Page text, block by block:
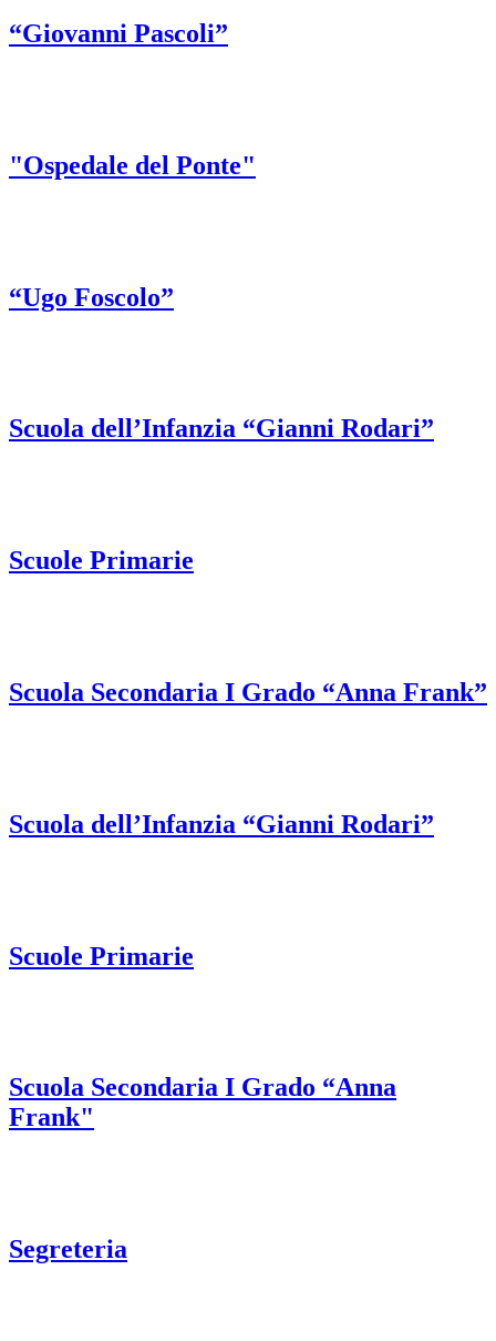
“Giovanni Pascoli”
"Ospedale del Ponte"
“Ugo Foscolo”
Scuola dell’Infanzia “Gianni Rodari”
Scuole Primarie
Scuola Secondaria I Grado “Anna Frank”
Scuola dell’Infanzia “Gianni Rodari”
Scuole Primarie
Scuola Secondaria I Grado “Anna
Frank"
Segreteria